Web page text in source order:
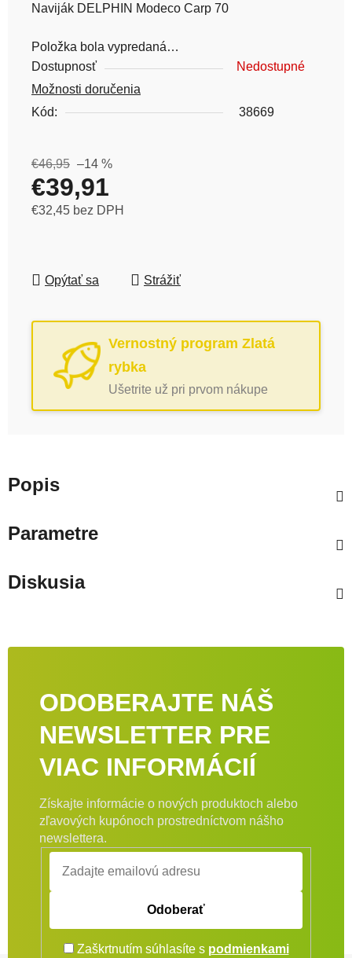
Naviják DELPHIN Modeco Carp 70
Položka bola vypredaná…
Dostupnosť
Nedostupné
Možnosti doručenia
Kód:
38669
€46,95 –14 %
€39,91
€32,45 bez DPH
Opýtať sa Strážiť
Vernostný program Zlatá
rybka
Ušetrite už pri prvom nákupe
Popis
Parametre
Diskusia
ODOBERAJTE NÁŠ
NEWSLETTER PRE
VIAC INFORMÁCIÍ
Získajte informácie o nových produktoch alebo
zľavových kupónoch prostredníctvom nášho
newslettera.
Odoberať
Zaškrtnutím súhlasíte s podmienkami